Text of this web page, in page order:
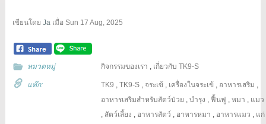
เขียนโดย Jaเมื่อ Sun 17 Aug, 2025
หมวดหมู่ กิจกรรมของเรา , เกี่ยวกับ TK9-S
แท๊ก: TK9 ,TK9-S , จระเข้ , เครื่องในจระเข้ , อาหารเสริม ,
อาหารเสริมสำหรับสัตว์ป่วย ,บำรุง ,ฟื้นฟู ,หมา , แมว
, สัตว์เลี้ยง , อาหารสัตว์ , อาหารหมา , อาหารแมว , แก่